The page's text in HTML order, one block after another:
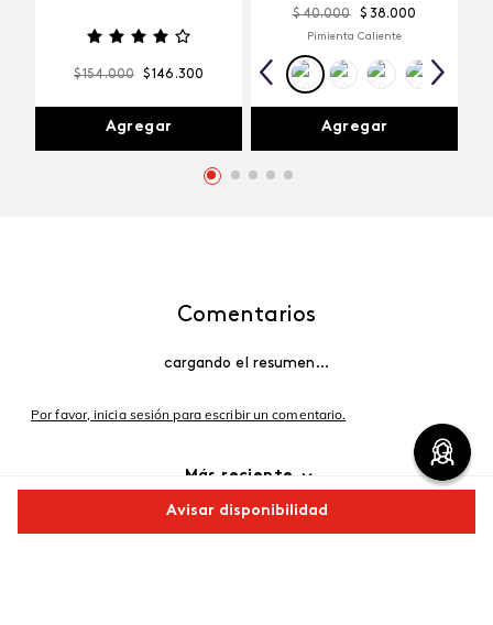
Avisar disponibilidad
$154.000 $146 .300
Agregar
$ 40.000 $ 38.000
Pimienta Caliente
Agregar
Comentarios
cargando el resumen…
Por favor, inicia sesión para escribir un comentario.
Más reciente
Cargando comentarios…